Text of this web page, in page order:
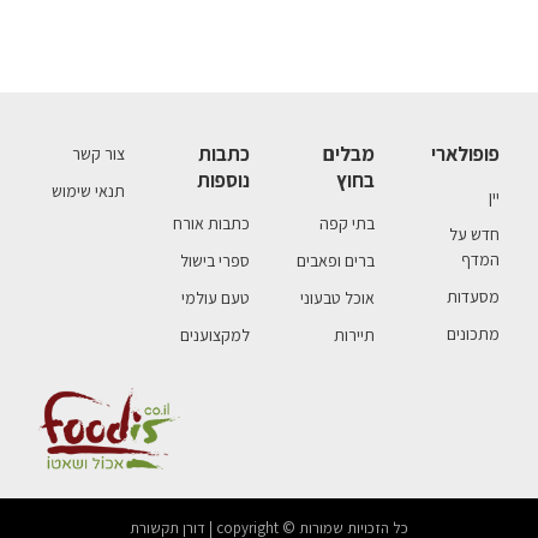
פופולארי
יין
חדש על
המדף
מסעדות
מתכונים
מבלים
בחוץ
בתי קפה
ברים ופאבים
אוכל טבעוני
תיירות
כתבות
נוספות
כתבות אורח
ספרי בישול
טעם עולמי
למקצוענים
צור קשר
תנאי שימוש
כל הזכויות שמורות © copyright | דורן תקשורת